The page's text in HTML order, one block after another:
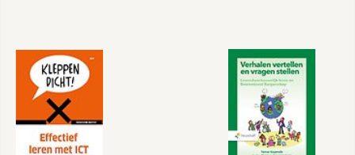
3 Maakt en handhaaft overeenkomsten
3.1 Waar gaat het om?
3.1.1 Afspraken over het coachingstraject
3.1.2 De doelstellingen van het hele coachingstraject
3.1.3 De doelstelling(en) per coachingsgesprek
3.2 Waaraan herken je deze competentie?